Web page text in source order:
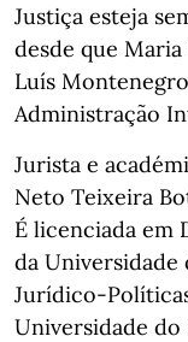
Justiça esteja
desde que
Luís
Administração
Jurista e
Neto Teixeira
É licenciada em
da Universidade
Jurídico-
Universidade do